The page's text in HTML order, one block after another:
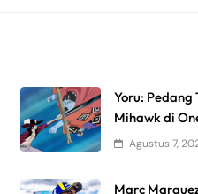
Yoru:
Mihawk di
Agustus 7,
Marc